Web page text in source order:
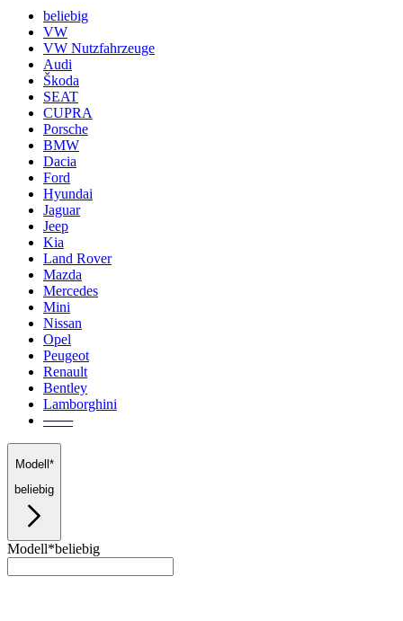
beliebig
VW
VW Nutzfahrzeuge
Audi
Škoda
SEAT
CUPRA
Porsche
BMW
Dacia
Ford
Hyundai
Jaguar
Jeep
Kia
Land Rover
Mazda
Mercedes
Mini
Nissan
Opel
Peugeot
Renault
Bentley
Lamborghini
───
Modell*
beliebig
Modell*beliebig